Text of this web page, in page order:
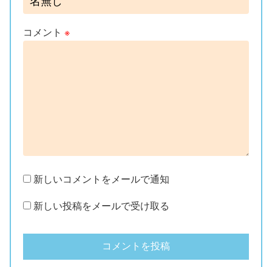
コメント ※
新しいコメントをメールで通知
新しい投稿をメールで受け取る